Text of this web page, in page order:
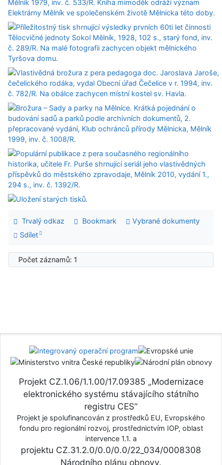
Trvalý odkaz Bookmark
Vybrané dokumenty
Sdílet
Počet záznamů: 1
Projekt CZ.1.06/1.1.00/17.09385 „Modernizace
elektronického systému stávajícího státního
registru CES“
Projekt je spolufinancován z prostředků EU, Evropského
fondu pro regionální rozvoj, prostřednictvím IOP, oblast
intervence 1.1. a
projektu CZ.31.2.0/0.0/0.0/22_034/0008308
Národního plánu obnovy.